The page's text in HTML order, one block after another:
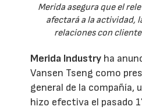
Merida asegura que el
afectará a la actividad,
relaciones con
Merida Industry ha
Vansen Tseng como
general de la compañía,
hizo efectiva el pasado